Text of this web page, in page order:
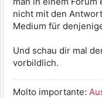
nicht mit den
Medium für
Und schau dir mal
vorbildlich.
Molto importante: